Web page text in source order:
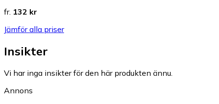
fr. 132 kr
Jämför alla priser
Insikter
Vi har inga insikter för den här produkten ännu.
Annons